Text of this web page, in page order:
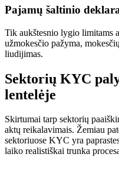
Pajamų šaltinio
Tik aukštesnio lygio limitams
užmokesčio pažyma,
liudijimas.
Sektorių KYC
lentelėje
Skirtumai tarp sektorių
aktų reikalavimais. Žemiau
sektoriuose KYC yra
laiko realistiškai trunka